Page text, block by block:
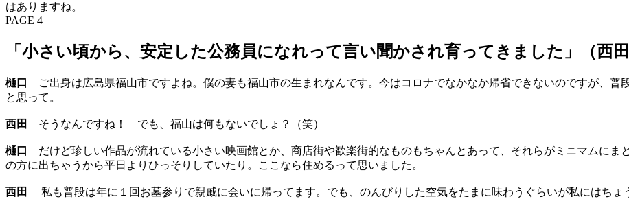
はありますね。
PAGE 4
「小さい頃から、安定した公務員になれって言い聞かされ育ってきました」（西田
樋口
ご出身は広島県福山市ですよね。僕の妻も福山市の生まれなんです。今はコロナでなかなか帰省できないのですが、普
と思って。
西田 そうなんですね！ でも、福山は何もないでしょ？（笑）
樋口
だけど珍しい作品が流れている小さい映画館とか、商店街や歓楽街的なものもちゃんとあって、それらがミニマムにま
の方に出ちゃうから平日よりひっそりしていたり。ここなら住めるって思いました。
西田 私も普段は年に１回お墓参りで親戚に会いに帰ってます。でも、のんびりした空気をたまに味わうぐらいが私にはちょ